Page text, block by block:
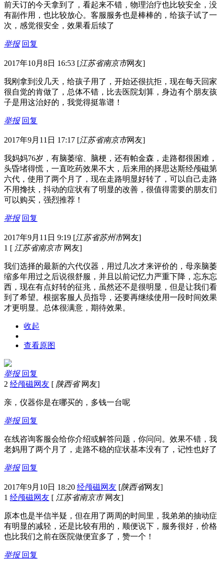
前天订的今天拿到了，看起来不错，物理治疗也比较安全，没
有副作用，也比较放心。客服服务也是棒棒的，给孩子试了一
次，感觉很安全，效果看后续了
举报 回复
2017年10月8日 16:53 [江苏省南京市网友]
我刚拿到没几天，给孩子用了，开始还很抗拒，现在每天回家
很自觉的肯做了，总体不错，比去医院划算，身边有个朋友孩
子是用这治好的，我觉得挺靠谱！
举报 回复
2017年9月11日 17:17 [江苏省南京市网友]
我妈妈76岁，有脑萎缩、脑梗，还有帕金森，走路都很困难，
头昏堵得慌，一直吃药效果不大，后来用的择思达斯经颅磁第
六代，使用了两个月了，现在走路明显好转了，可以自己走路
不用搀扶，抖动的症状有了明显的改善，很值得需要的朋友们
可以购买，强烈推荐！
举报 回复
2017年9月11日 9:19 [江苏省苏州市网友]
1 [ 江苏省南京市 网友]
我们选择的最新的六代仪器，用过几次才来评价的，母亲脑萎
缩多年用过之后说很舒服，并且以前记忆力严重下降，忘东忘
西，现在有点好转的征兆，虽然还不是很明显，但是让我们看
到了希望。根据客服人员指导，还要再继续使用一段时间效果
才更明显。总体很满意，期待效果。
收起
查看原图
举报 回复
2 经颅磁网友 [ 陕西省网友]
亲，仪器你是在哪买的，多钱一台呢
举报 回复
在线咨询客服会给你介绍或解答问题，你问问。效果不错，我
老妈用了两个月了，走路不稳的症状基本没有了，记性也好了
举报 回复
2017年9月10日 18:20 经颅磁网友 [陕西省网友]
1 经颅磁网友 [ 江苏省南京市网友]
原本也是半信半疑，但在用了两周的时间里，我弟弟的抽动症
有明显的减轻，还是比较有用的，顺便说下，服务很好，价格
也比我们之前在医院做便宜多了，赞一个！
举报 回复